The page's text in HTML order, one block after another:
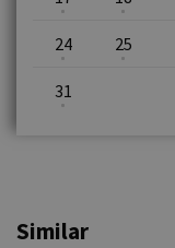
24 25
31
Similar